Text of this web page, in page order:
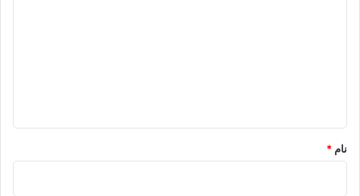
نام *